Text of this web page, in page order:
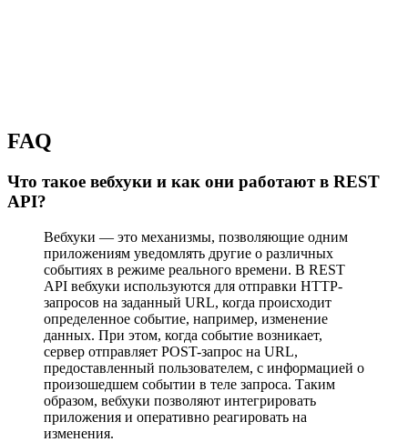
FAQ
Что такое вебхуки и как они работают в REST
API?
Вебхуки — это механизмы, позволяющие одним
приложениям уведомлять другие о различных
событиях в режиме реального времени. В REST
API вебхуки используются для отправки HTTP-
запросов на заданный URL, когда происходит
определенное событие, например, изменение
данных. При этом, когда событие возникает,
сервер отправляет POST-запрос на URL,
предоставленный пользователем, с информацией о
произошедшем событии в теле запроса. Таким
образом, вебхуки позволяют интегрировать
приложения и оперативно реагировать на
изменения.